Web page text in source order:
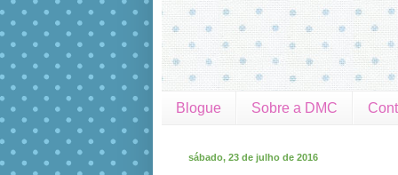
Blogue Sobre a DMC
sábado, 23 de julho de 2016